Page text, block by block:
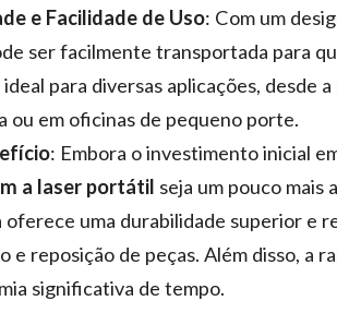
e Facilidade de Uso: Com um
ser facilmente transportada para
para diversas aplicações, desde
ou em oficinas de pequeno porte.
: Embora o investimento inicial
a laser portátil seja um pouco mais
oferece uma durabilidade superior e
e reposição de peças. Além disso, a
significativa de tempo.